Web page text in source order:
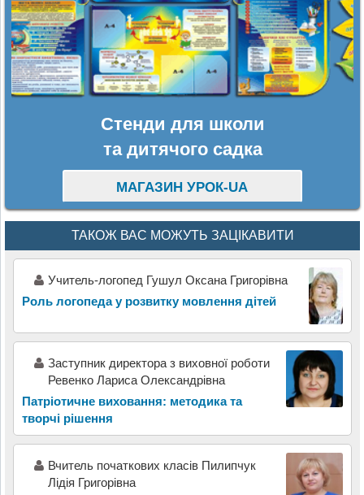
Стенди для школи
та дитячого садка
МАГАЗИН УРОК-UA
ТАКОЖ ВАС МОЖУТЬ ЗАЦІКАВИТИ
Учитель-логопед Гушул Оксана Григорівна
Роль логопеда у розвитку мовлення дітей
Заступник директора з виховної роботи
Ревенко Лариса Олександрівна
Патріотичне виховання: методика та
творчі рішення
Вчитель початкових класів Пилипчук
Лідія Григорівна